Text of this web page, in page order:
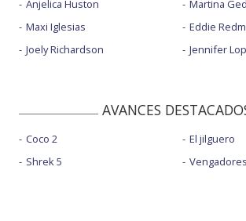
Anjelica Huston
Maxi Iglesias
Joely Richardson
Martina
Eddie
Jennifer
AVANCES
Coco 2
Shrek 5
El jilguero